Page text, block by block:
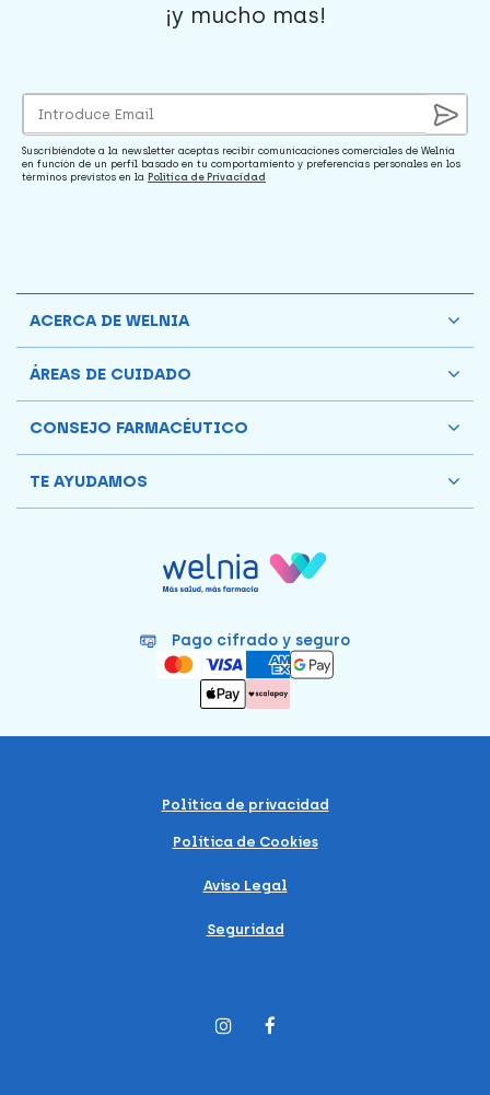
¡y mucho mas!
Suscribiéndote a la newsletter aceptas recibir comunicaciones comerciales de Welnia
en función de un perfil basado en tu comportamiento y preferencias personales en los
términos previstos en la Política de Privacidad
Pago cifrado y seguro
ACERCA DE WELNIA
ÁREAS DE CUIDADO
CONSEJO FARMACÉUTICO
TE AYUDAMOS
Política de privacidad
Política de Cookies
Aviso Legal
Seguridad